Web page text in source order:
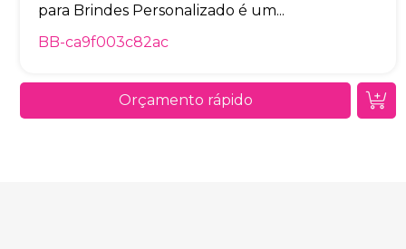
para Brindes Personalizado é um...
BB-ca9f003c82ac
Orçamento rápido